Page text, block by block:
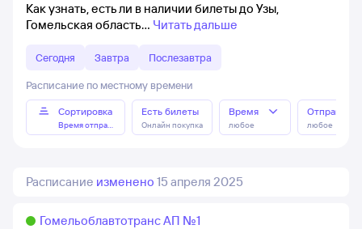
Как узнать, есть ли в наличии билеты до Узы,
Гомельская область
Читать дальше
Сегодня Завтра Послезавтра
Расписание по местному времени
Сортировка
Время отправления
Есть билеты
Онлайн покупка
Время
любое любое
Расписание изменено 15 апреля 2025
Гомельоблавтотранс АП №1